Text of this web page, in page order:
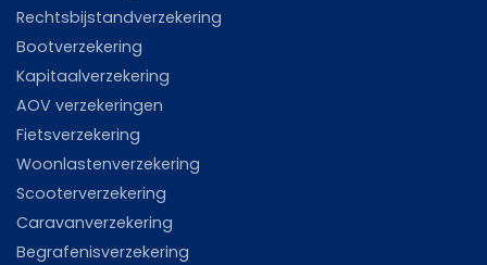
Rechtsbijstandverzekering
Bootverzekering
Kapitaalverzekering
AOV verzekeringen
Fietsverzekering
Woonlastenverzekering
Scooterverzekering
Caravanverzekering
Begrafenisverzekering